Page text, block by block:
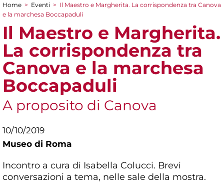
Tu sei qui
Home > Eventi > Il Maestro e Margherita. La corrispondenza tra Canova
e la marchesa Boccapaduli
Il Maestro e Margherita.
La corrispondenza tra
Canova e la marchesa
Boccapaduli
A proposito di Canova
10/10/2019
Museo di Roma
Incontro a cura di Isabella Colucci. Brevi
conversazioni a tema, nelle sale della mostra.